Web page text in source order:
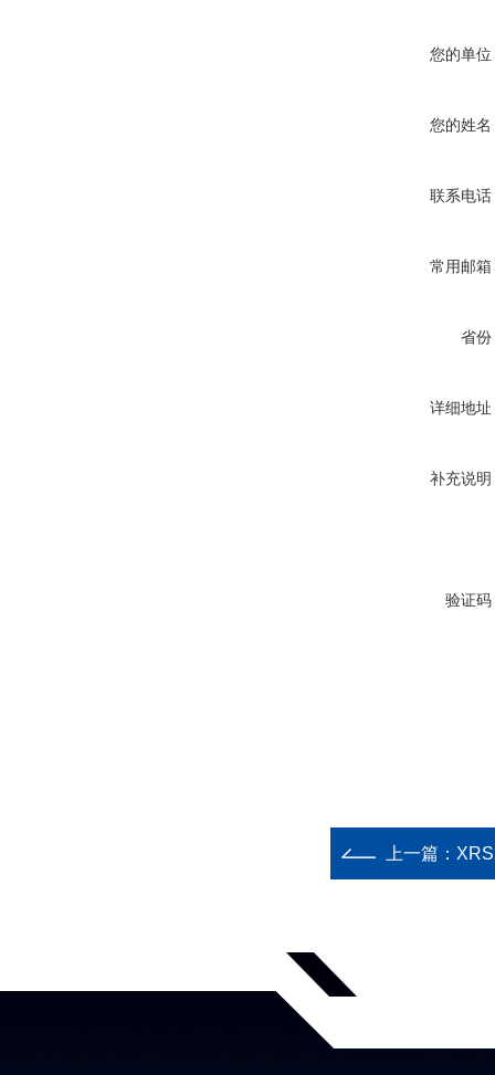
您的单位
您的姓名
联系电话
常用邮箱
省份
详细地址
补充说明
验证码
上一篇：